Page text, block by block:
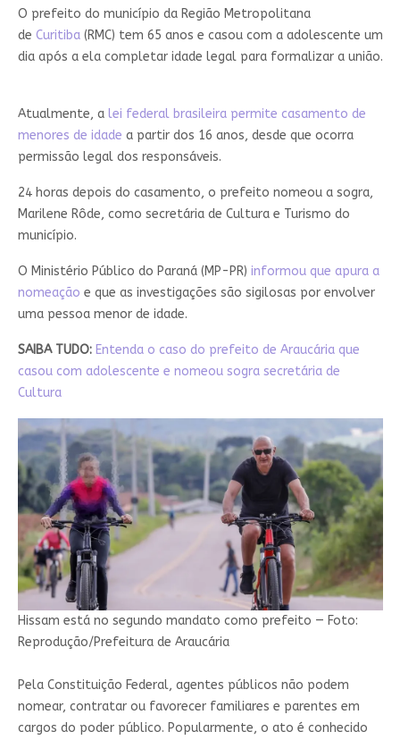
O prefeito do município da Região Metropolitana
de Curitiba(RMC) tem 65 anos e casou com a adolescente um
dia após a ela completar idade legal para formalizar a união.
Atualmente, alei federal brasileira permite casamento de
menores de idade a partir dos 16 anos, desde que ocorra
permissão legal dos responsáveis.
24 horas depois do casamento, o prefeito nomeou a sogra,
Marilene Rôde, como secretária de Cultura e Turismo do
município.
O Ministério Público do Paraná (MP-PR) informou que apura a
nomeação e que as investigações são sigilosas por envolver
uma pessoa menor de idade.
SAIBA TUDO: Entenda o caso do prefeito de Araucária que
casou com adolescente e nomeou sogra secretária de
Cultura
Hissam está no segundo mandato como prefeito — Foto:
Reprodução/Prefeitura de Araucária
Pela Constituição Federal, agentes públicos não podem
nomear, contratar ou favorecer familiares e parentes em
cargos do poder público. Popularmente, o ato é conhecido